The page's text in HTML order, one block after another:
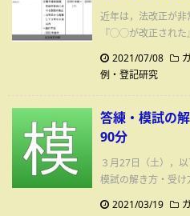
近年は，法改正が
『◯◯が改正された
2021/07/08
例・登記研究
答練・模試の
90分
３月27日（土），
模試の解き方・受け
2021/03/19